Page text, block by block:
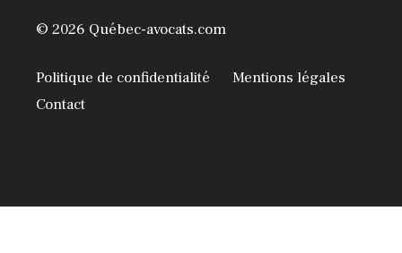
© 2026 Québec-avocats.com
Politique de confidentialité
Mentions légales
Contact